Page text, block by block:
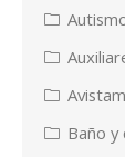
Baño y